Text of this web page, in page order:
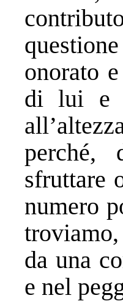
onorato
di lui e
perché,
sfruttare
numero
da una
e nel